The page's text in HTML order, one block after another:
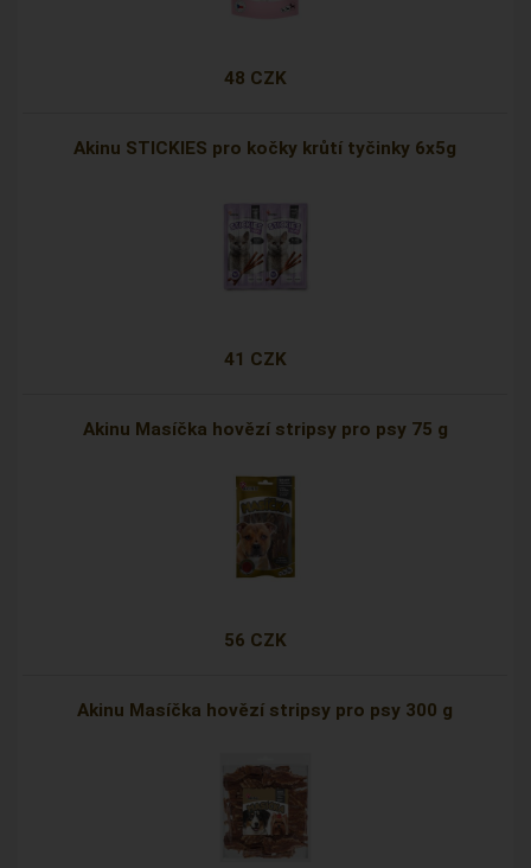
48 CZK
Akinu STICKIES pro kočky krůtí tyčinky 6x5g
41 CZK
Akinu Masíčka hovězí stripsy pro psy 75 g
56 CZK
Akinu Masíčka hovězí stripsy pro psy 300 g